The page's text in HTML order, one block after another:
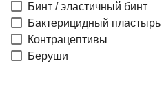
Бинт / эластичный бинт
Бактерицидный пластырь
Контрацептивы
Беруши